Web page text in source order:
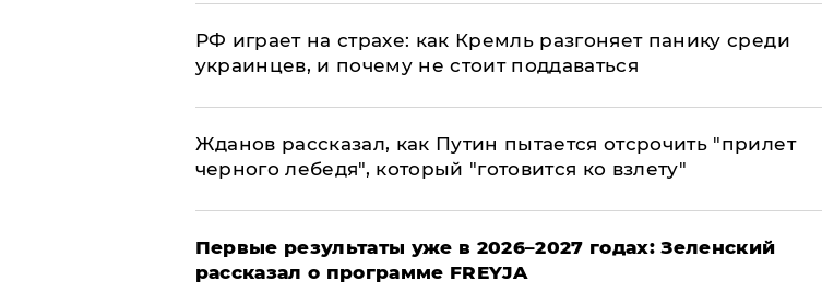
РФ играет на страхе: как Кремль разгоняет панику среди
украинцев, и почему не стоит поддаваться
Жданов рассказал, как Путин пытается отсрочить "прилет
черного лебедя", который "готовится ко взлету"
Первые результаты уже в 2026–2027 годах: Зеленский
рассказал о программе FREYJA